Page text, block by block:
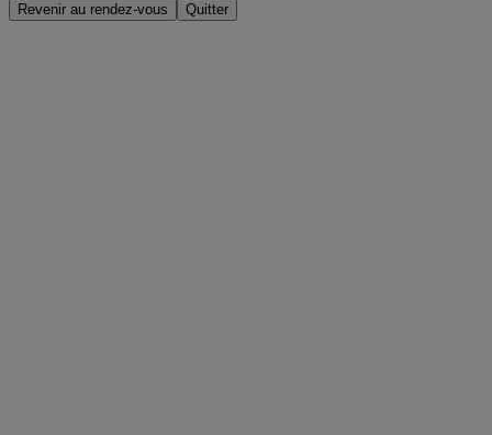
Revenir au rendez-vous Quitter